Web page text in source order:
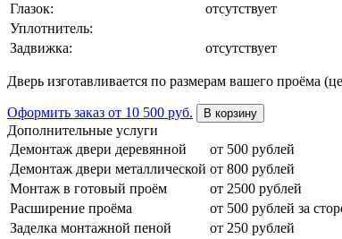
Глазок:
отсутствует
Уплотнитель:
Задвижка:
отсутствует
Дверь изготавливается по размерам вашего проёма
Оформить заказ от 10 500 руб. В корзину
Дополнительные услуги
Демонтаж двери деревянной
от 500 рублей
Демонтаж двери металлической от 800 рублей
Монтаж в готовый проём
от 2500 рублей
Расширение проёма
от 500 рублей за
Заделка монтажной пеной
от 250 рублей